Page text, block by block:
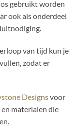
gebruikt worden
ook als onderdeel
van tijd kun je
zodat er
Designsvoor
en materialen die